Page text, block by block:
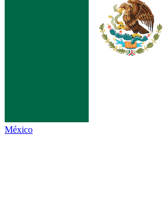
México